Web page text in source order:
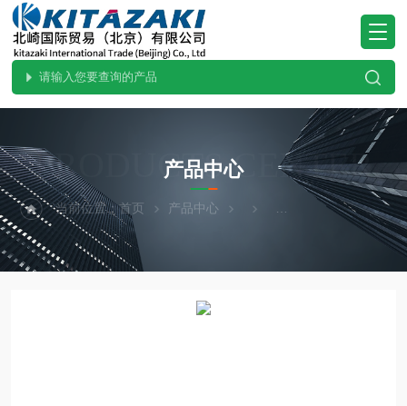
PRODUCTS CENTER
产品中心
当前位置：首页 产品中心 SUGIYAMA杉山电机